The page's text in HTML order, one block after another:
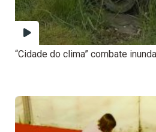
“Cidade do clima” combate